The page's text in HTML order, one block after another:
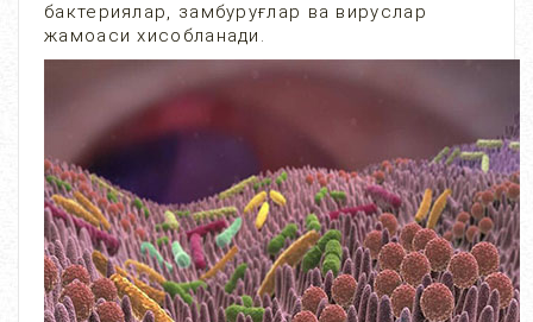
бактериялар, замбуруғлар ва вируслар
жамоаси хисобланади.